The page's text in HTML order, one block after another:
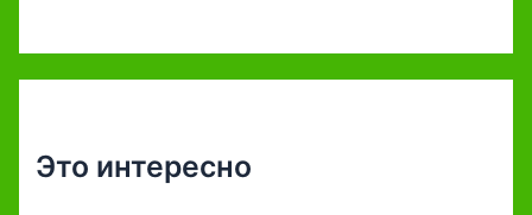
Это интересно